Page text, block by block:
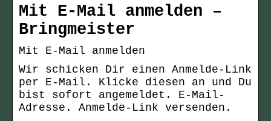
Mit E-Mail anmelden –
Bringmeister
Mit E-Mail anmelden
Wir schicken Dir einen Anmelde-Link
per E-Mail. Klicke diesen an und Du
bist sofort angemeldet. E-Mail-
Adresse. Anmelde-Link versenden.